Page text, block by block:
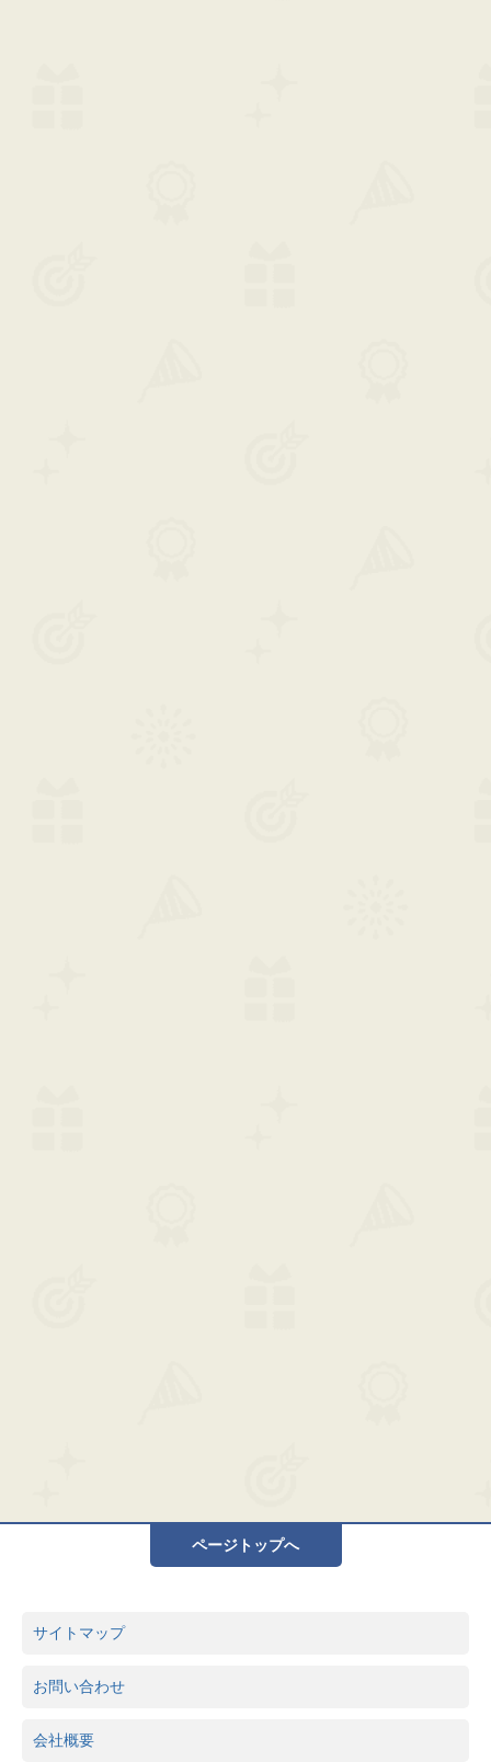
ページトップへ
サイトマップ
お問い合わせ
会社概要